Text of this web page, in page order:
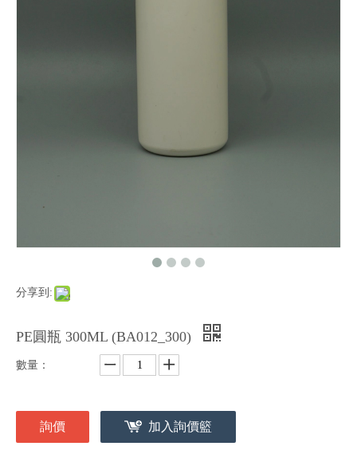
分享到:
PE圓瓶 300ML (BA012_300)
數量：
詢價 加入詢價籃